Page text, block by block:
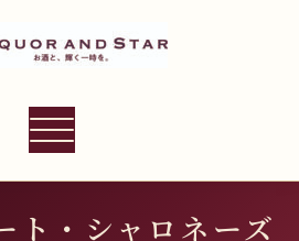
ナ
ト・シャロネーズ